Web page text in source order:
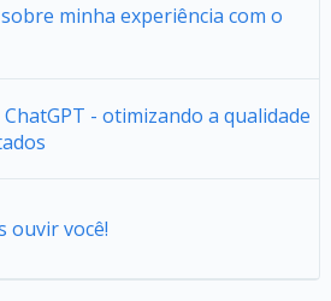
minha experiência com o
ChatGPT - otimizando a qualidade
ouvir você!